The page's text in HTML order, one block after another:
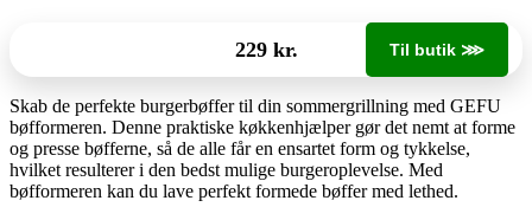
229 kr. Til butik ⋙
Skab de perfekte burgerbøffer til din sommergrillning med GEFU
bøfformeren. Denne praktiske køkkenhjælper gør det nemt at forme
og presse bøfferne, så de alle får en ensartet form og tykkelse,
hvilket resulterer i den bedst mulige burgeroplevelse. Med
bøfformeren kan du lave perfekt formede bøffer med lethed.